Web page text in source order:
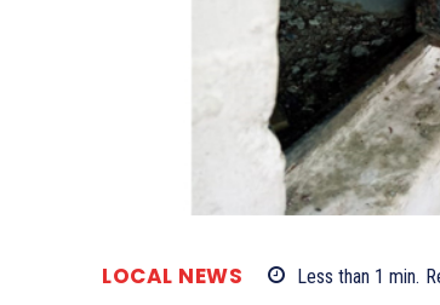
LOCAL NEWS Less than 1 min.